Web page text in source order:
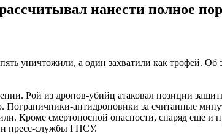
нанести полное
уничтожили, а один захватили как трофей. Об
Рой из дронов-убийц атаковал позиции
Пограничники-антидроновики за считанные
Кроме смертоносной опасности, снаряд еще и
пресс-службы ГПСУ.